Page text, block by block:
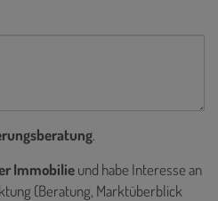
.
Immobilieund habe Interesse an
(Beratung, Marktüberblick